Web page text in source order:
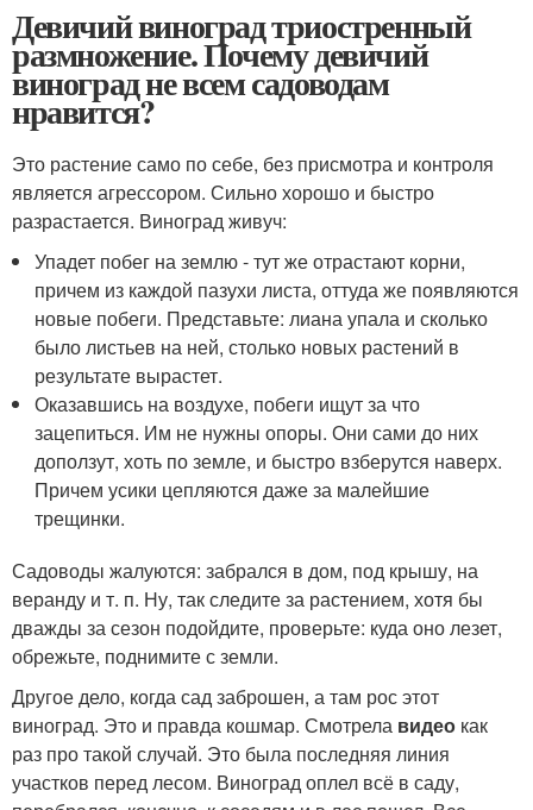
Девичий виноград триостренный
размножение. Почему девичий
виноград не всем садоводам
нравится?
Это растение само по себе, без присмотра и контроля
является агрессором. Сильно хорошо и быстро
разрастается. Виноград живуч:
Упадет побег на землю - тут же отрастают корни,
причем из каждой пазухи листа, оттуда же появляются
новые побеги. Представьте: лиана упала и сколько
было листьев на ней, столько новых растений в
результате вырастет.
Оказавшись на воздухе, побеги ищут за что
зацепиться. Им не нужны опоры. Они сами до них
доползут, хоть по земле, и быстро взберутся наверх.
Причем усики цепляются даже за малейшие
трещинки.
Садоводы жалуются: забрался в дом, под крышу, на
веранду и т. п. Ну, так следите за растением, хотя бы
дважды за сезон подойдите, проверьте: куда оно лезет,
обрежьте, поднимите с земли.
Другое дело, когда сад заброшен, а там рос этот
виноград. Это и правда кошмар. Смотрела видео как
раз про такой случай. Это была последняя линия
участков перед лесом. Виноград оплел всё в саду,